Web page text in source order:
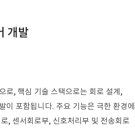
개발
로, 핵심 기술 스택으로는 회로 설계,
포함됩니다. 주요 기능은 극한 환경에
, 센서회로부, 신호처리부 및 전송회로